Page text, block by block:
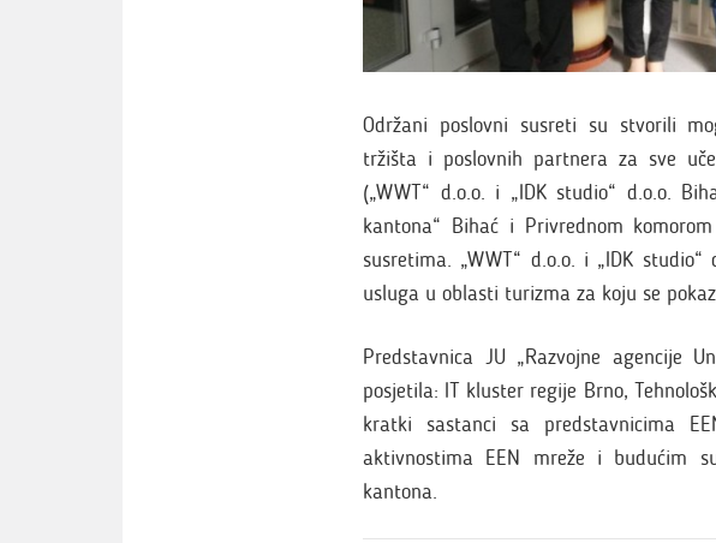
Održani poslovni susreti su stvorili
tržišta i poslovnih partnera za sve
(„WWT“ d.o.o. i „IDK studio“ d.o.o.
kantona“ Bihać i Privrednom
susretima. „WWT“ d.o.o. i „IDK
usluga u oblasti turizma za koju se
Predstavnica JU „Razvojne agencije
posjetila: IT kluster regije Brno,
kratki sastanci sa predstavnicima
aktivnostima EEN mreže i budućim
kantona.